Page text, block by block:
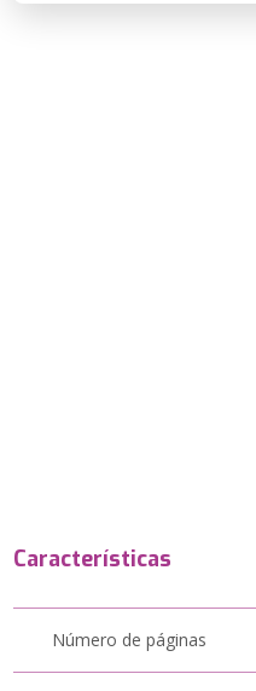
Características
Número de páginas